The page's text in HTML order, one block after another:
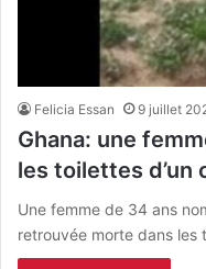
Felicia Essan 9 juillet
Ghana: une
les toilettes d’un
Une femme de 34 ans
retrouvée morte dans